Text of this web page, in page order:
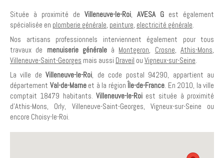
Située à proximité de Villeneuve-le-Roi, AVESA G est également
spécialisée en plomberie générale, peinture, electricité générale.
Nos artisans professionnels interviennent également pour tous
travaux de menuiserie généraleà Montgeron, Crosne,Athis-Mons,
Villeneuve-Saint-Georges mais aussi Draveil ou Vigneux-sur-Seine.
La ville deVilleneuve-le-Roi, de code postal 94290, appartient au
département Val-de-Marneet à la région Île-de-France. En 2010, la ville
comptait 18479 habitants. Villeneuve-le-Roiest située à proximité
d'Athis-Mons, Orly, Villeneuve-Saint-Georges, Vigneux-sur-Seine ou
encore Choisy-le-Roi.